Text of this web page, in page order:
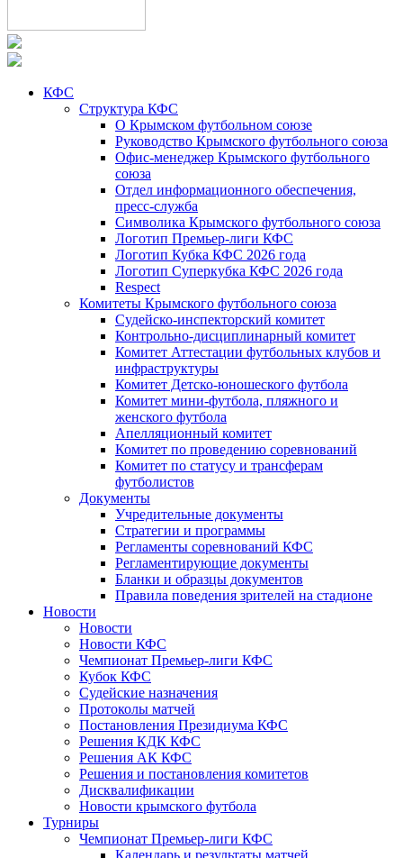
КФС
Структура КФС
О Крымском футбольном союзе
Руководство Крымского футбольного союза
Офис-менеджер Крымского футбольного
союза
Отдел информационного обеспечения,
пресс-служба
Символика Крымского футбольного союза
Логотип Премьер-лиги КФС
Логотип Кубка КФС 2026 года
Логотип Суперкубка КФС 2026 года
Respect
Комитеты Крымского футбольного союза
Судейско-инспекторский комитет
Контрольно-дисциплинарный комитет
Комитет Аттестации футбольных клубов и
инфраструктуры
Комитет Детско-юношеского футбола
Комитет мини-футбола, пляжного и
женского футбола
Апелляционный комитет
Комитет по проведению соревнований
Комитет по статусу и трансферам
футболистов
Документы
Учредительные документы
Стратегии и программы
Регламенты соревнований КФС
Регламентирующие документы
Бланки и образцы документов
Правила поведения зрителей на стадионе
Новости
Новости
Новости КФС
Чемпионат Премьер-лиги КФС
Кубок КФС
Судейские назначения
Протоколы матчей
Постановления Президиума КФС
Решения КДК КФС
Решения АК КФС
Решения и постановления комитетов
Дисквалификации
Новости крымского футбола
Турниры
Чемпионат Премьер-лиги КФС
Календарь и результаты матчей